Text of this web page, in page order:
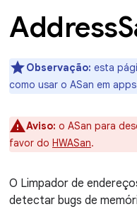
Address
Observação: esta
como usar o ASan em
Aviso: o ASan para
favor do HWASan.
O Limpador de
detectar bugs de